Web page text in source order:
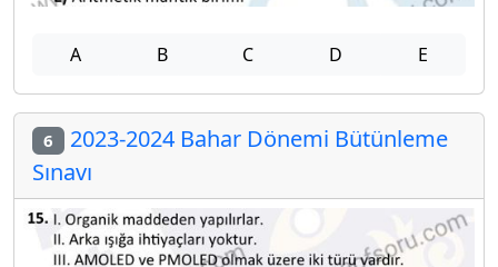
A B C D E
6 2023-2024 Bahar Dönemi Bütünleme
Sınavı